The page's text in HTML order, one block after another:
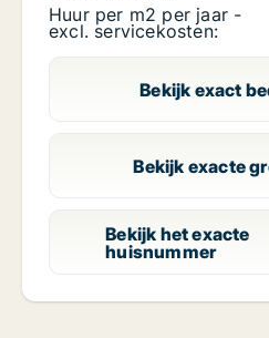
Huur per m2 per jaar -
excl. servicekosten:
Bekijk exact
Bekijk exacte
Bekijk het exacte
huisnummer